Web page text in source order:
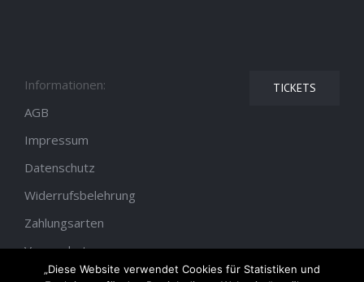
Informationen: TICKETS
AGB
Impressum
Datenschutz
Widerrufsbelehrung
Zahlungsarten
Versandarten
„Diese Website verwendet Cookies für Statistiken und